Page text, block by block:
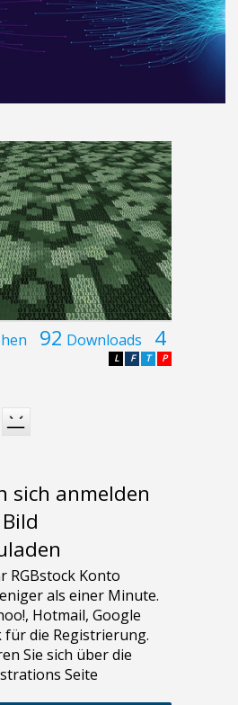
92 Downloads 4
P
T
F
L
sich anmelden